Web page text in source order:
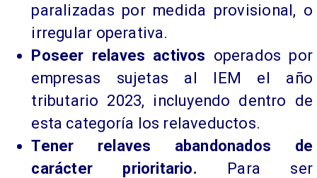
paralizadas por medida provisional, o
irregular operativa.
Poseer relaves activos operados por
empresas sujetas al IEM el año
tributario 2023, incluyendo dentro de
esta categoría los relaveductos.
Tener relaves abandonados de
carácter prioritario. Para ser